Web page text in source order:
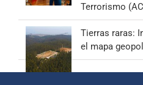
Terrorismo
Tierras raras:
el mapa